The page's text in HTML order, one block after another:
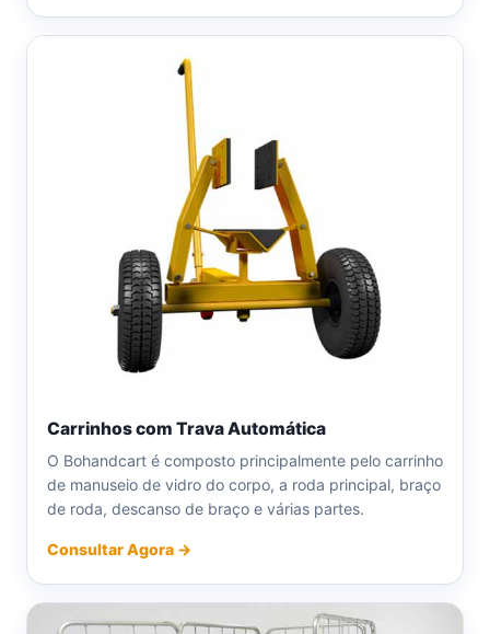
Carrinhos com Trava Automática
O Bohandcart é composto principalmente pelo carrinho
de manuseio de vidro do corpo, a roda principal, braço
de roda, descanso de braço e várias partes.
Consultar Agora →